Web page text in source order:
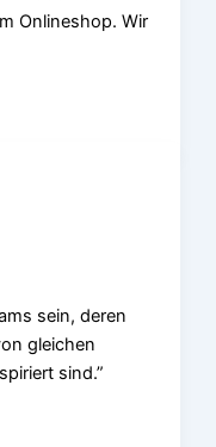
Onlineshop. Wir
sein, deren
gleichen
sind.”